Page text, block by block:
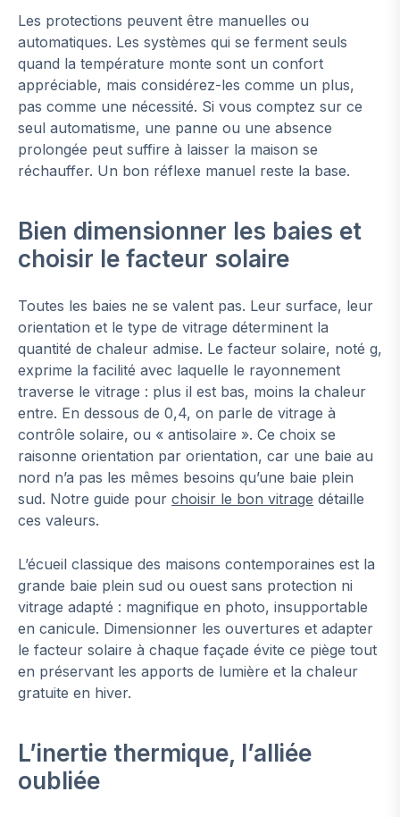
Les protections peuvent être manuelles ou
automatiques. Les systèmes qui se ferment seuls
quand la température monte sont un confort
appréciable, mais considérez-les comme un plus,
pas comme une nécessité. Si vous comptez sur ce
seul automatisme, une panne ou une absence
prolongée peut suffire à laisser la maison se
réchauffer. Un bon réflexe manuel reste la base.
Bien dimensionner les baies et
choisir le facteur solaire
Toutes les baies ne se valent pas. Leur surface, leur
orientation et le type de vitrage déterminent la
quantité de chaleur admise. Le facteur solaire, noté g,
exprime la facilité avec laquelle le rayonnement
traverse le vitrage : plus il est bas, moins la chaleur
entre. En dessous de 0,4, on parle de vitrage à
contrôle solaire, ou « antisolaire ». Ce choix se
raisonne orientation par orientation, car une baie au
nord n’a pas les mêmes besoins qu’une baie plein
sud. Notre guide pour choisir le bon vitrage détaille
ces valeurs.
L’écueil classique des maisons contemporaines est la
grande baie plein sud ou ouest sans protection ni
vitrage adapté : magnifique en photo, insupportable
en canicule. Dimensionner les ouvertures et adapter
le facteur solaire à chaque façade évite ce piège tout
en préservant les apports de lumière et la chaleur
gratuite en hiver.
L’inertie thermique, l’alliée
oubliée